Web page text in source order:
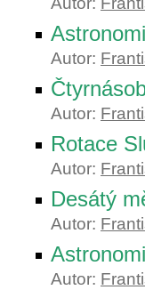
Autor:
Autor:
Rotace
Autor:
Desátý
Autor:
Autor: